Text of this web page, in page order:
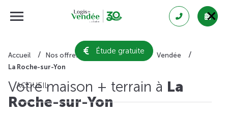
Étude gratuite
ACCUEIL
Accueil Nos offres de maison + terrain
Vendée
La Roche-sur-Yon
Votre maison + terrain à La
Roche-sur-Yon